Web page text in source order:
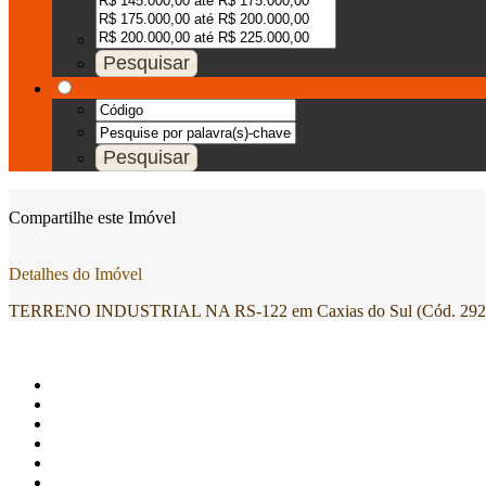
Compartilhe este Imóvel
Detalhes do Imóvel
TERRENO INDUSTRIAL NA RS-122 em Caxias do Sul (Cód.